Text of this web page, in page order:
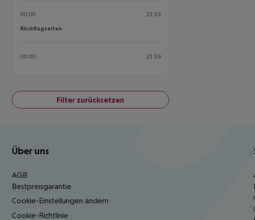
00:00 23:59
Rückflugzeiten
Rückflugzeiten
00:00 23:59
Filter zurücksetzen
Footer navigation
Über uns
AGB
Bestpreisgarantie
Cookie-Einstellungen ändern
Cookie-Richtlinie